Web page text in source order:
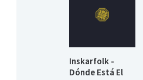
Inskarfolk -
Dónde Está El